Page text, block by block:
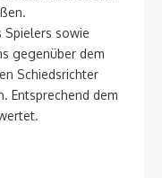
Spielers sowie
gegenüber dem
Schiedsrichter
Entsprechend dem